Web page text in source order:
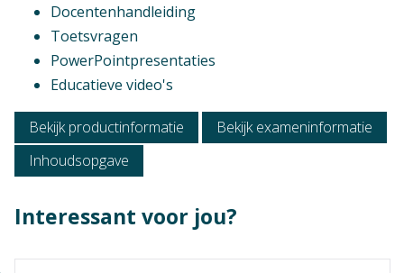
Docentenhandleiding
Toetsvragen
PowerPointpresentaties
Educatieve video's
Bekijk productinformatie
Bekijk exameninformatie
Inhoudsopgave
Interessant voor jou?